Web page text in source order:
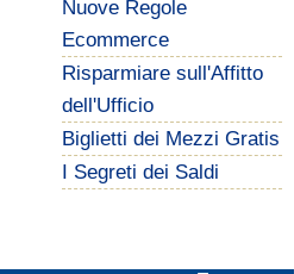
Nuove Regole
Ecommerce
Risparmiare sull'Affitto
dell'Ufficio
Biglietti dei Mezzi Gratis
I Segreti dei Saldi